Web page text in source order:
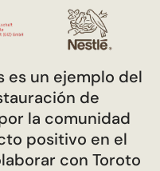
es un ejemplo del
de
la comunidad
positivo en el
con Toroto